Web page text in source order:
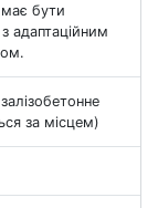
має бути
адаптаційним
за місцем)